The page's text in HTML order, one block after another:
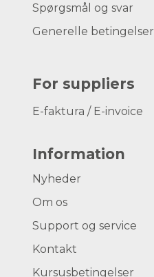
Spørgsmål og svar
Generelle betingelser
For suppliers
E-faktura / E-invoice
Information
Nyheder
Om os
Support og service
Kontakt
Kursusbetingelser